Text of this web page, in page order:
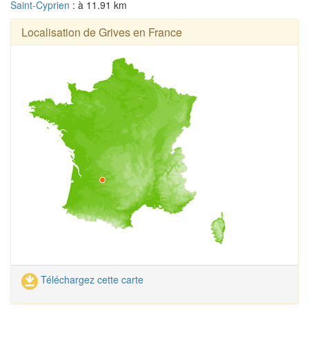
Saint-Cyprien : à 11.91 km
Localisation de Grives en France
Téléchargez cette carte